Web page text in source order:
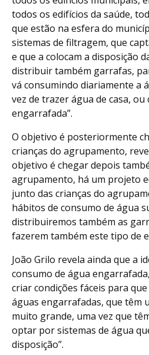
todos os edifícios da saúde,
que estão na esfera do
sistemas de filtragem, que
e que a colocam a disposição
distribuir também garrafas,
vá consumindo diariamente a
vez de trazer água de casa,
engarrafada”.
O objetivo é posteriormente
crianças do agrupamento,
objetivo é chegar depois
agrupamento, há um projeto
junto das crianças do
hábitos de consumo de água
distribuiremos também as
fazerem também este tipo de
João Grilo revela ainda que a
consumo de água
criar condições fáceis para
águas engarrafadas, que têm
muito grande, uma vez que
optar por sistemas de água
disposição”.